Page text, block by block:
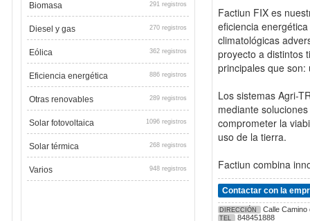
Biomasa 291 registros
Diesel y gas 270 registros
Eólica 362 registros
Eficiencia energética 886 registros
Otras renovables 289 registros
Solar fotovoltaica 1096 registros
Solar térmica 268 registros
Varios 948 registros
Factiun FIX es
eficiencia
climatológicas
proyecto a distintos
principales que
Los sistemas Agri-
mediante
comprometer la
uso de la tierra.
Factiun combina
Contactar con la
DIRECCIÓN Calle
TEL 848451888